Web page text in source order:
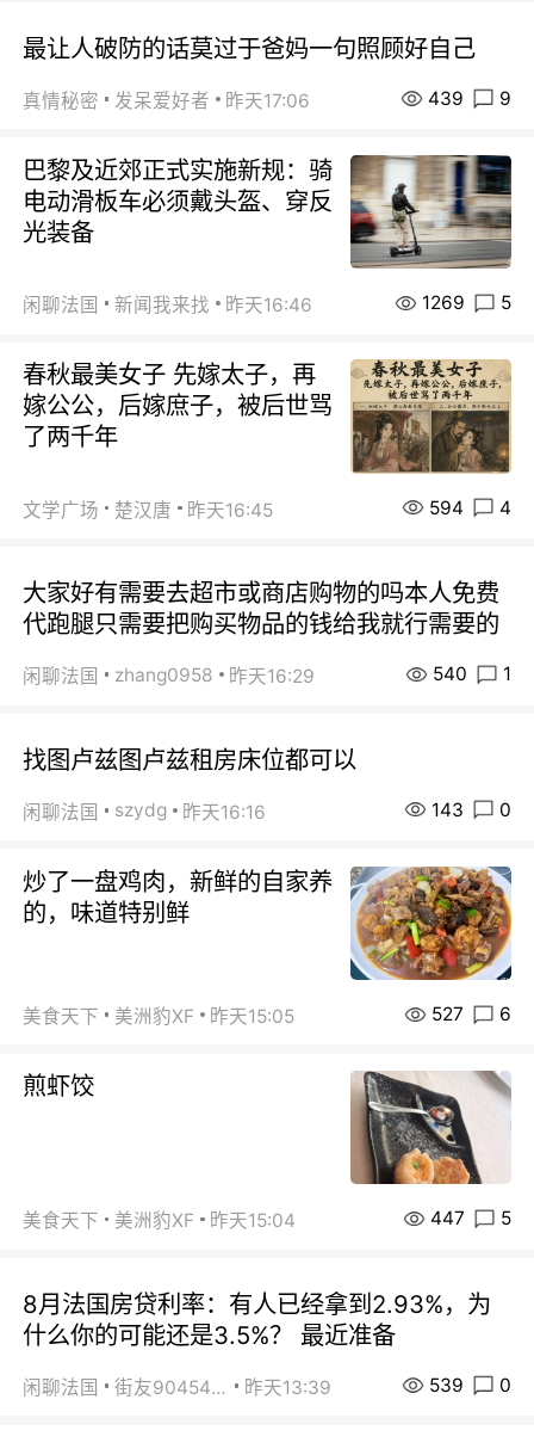
最让人破防的话莫过于爸妈一句照顾好自己
真情秘密 发呆爱好者 昨天17:06 439 9
巴黎及近郊正式实施新规：骑
电动滑板车必须戴头盔、穿反
光装备
闲聊法国 新闻我来找 昨天16:46 1269 5
春秋最美女子 先嫁太子，再
嫁公公，后嫁庶子，被后世骂
了两千年
文学广场 楚汉唐 昨天16:45 594 4
大家好有需要去超市或商店购物的吗本人免费
代跑腿只需要把购买物品的钱给我就行需要的
闲聊法国 zhang0958 昨天16:29 540 1
找图卢兹图卢兹租房床位都可以
闲聊法国 szydg 昨天16:16 143 0
炒了一盘鸡肉，新鲜的自家养
的，味道特别鲜
美食天下 美洲豹XF 昨天15:05 527 6
煎虾饺
美食天下 美洲豹XF 昨天15:04 447 5
8月法国房贷利率：有人已经拿到2.93%，为
什么你的可能还是3.5%？ 最近准备
闲聊法国 街友90454511 昨天13:39 539 0